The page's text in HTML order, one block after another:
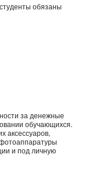
обязаны
за денежные
обучающихся.
аксессуаров,
и под личную